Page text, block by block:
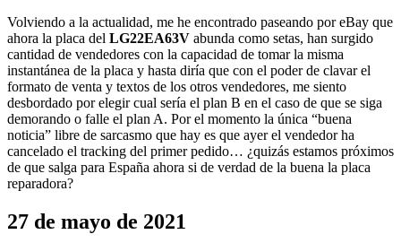
Volviendo a la actualidad, me he encontrado paseando por eBay que
ahora la placa del LG22EA63V abunda como setas, han surgido
cantidad de vendedores con la capacidad de tomar la misma
instantánea de la placa y hasta diría que con el poder de clavar el
formato de venta y textos de los otros vendedores, me siento
desbordado por elegir cual sería el plan B en el caso de que se siga
demorando o falle el plan A. Por el momento la única “buena
noticia” libre de sarcasmo que hay es que ayer el vendedor ha
cancelado el tracking del primer pedido… ¿quizás estamos próximos
de que salga para España ahora si de verdad de la buena la placa
reparadora?
27 de mayo de 2021